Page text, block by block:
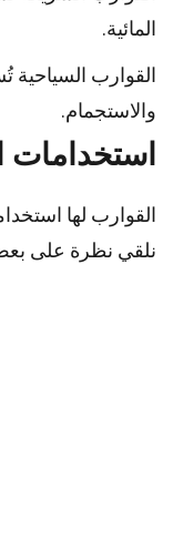
المائية.
القوارب السياحية
والاستجمام.
استخدامات
القوارب لها
نلقي نظرة على